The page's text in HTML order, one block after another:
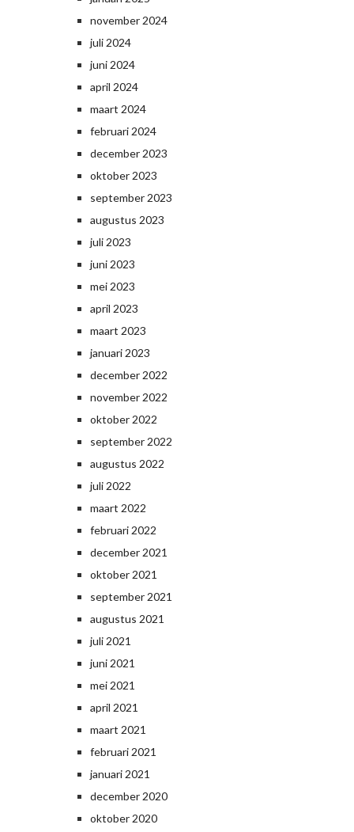
november 2024
juli 2024
juni 2024
april 2024
maart 2024
februari 2024
december 2023
oktober 2023
september 2023
augustus 2023
juli 2023
juni 2023
mei 2023
april 2023
maart 2023
januari 2023
december 2022
november 2022
oktober 2022
september 2022
augustus 2022
juli 2022
maart 2022
februari 2022
december 2021
oktober 2021
september 2021
augustus 2021
juli 2021
juni 2021
mei 2021
april 2021
maart 2021
februari 2021
januari 2021
december 2020
oktober 2020